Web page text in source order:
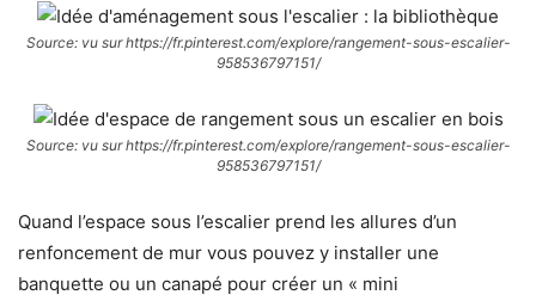
Source: vu sur https://fr.pinterest.com/explore/rangement-sous-escalier-
958536797151/
Source: vu sur https://fr.pinterest.com/explore/rangement-sous-escalier-
958536797151/
Quand l’espace sous l’escalier prend les allures d’un
renfoncement de mur vous pouvez y installer une
banquette ou un canapé pour créer un « mini